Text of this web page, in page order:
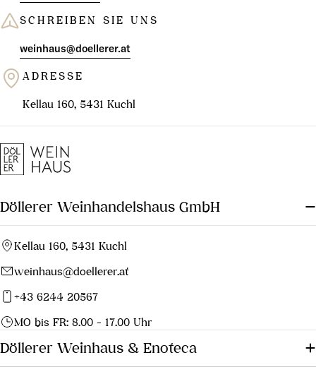
SCHREIBEN SIE UNS
weinhaus@doellerer.at
ADRESSE
Kellau 160, 5431 Kuchl
Döllerer Weinhandelshaus GmbH
Kellau 160, 5431 Kuchl
weinhaus@doellerer.at
+43 6244 20567
MO bis FR: 8.00 - 17.00 Uhr
Döllerer Weinhaus & Enoteca